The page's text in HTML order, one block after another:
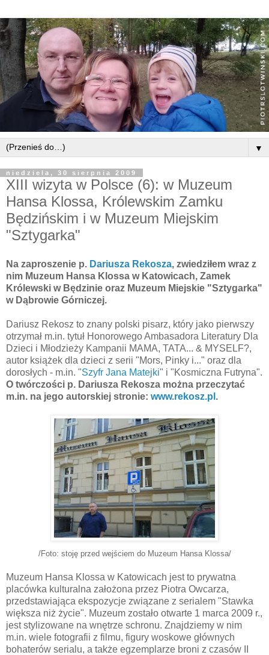
▼
niedziela, 30 sierpnia 2009
XIII wizyta w Polsce (6): w Muzeum
Hansa Klossa, Królewskim Zamku
Będzińskim i w Muzeum Miejskim
"Sztygarka"
Na zaproszenie p. Dariusza Rekosza, zwiedziłem wraz z
nim Muzeum Hansa Klossa w Katowicach, Zamek
Królewski w Będzinie oraz Muzeum Miejskie "Sztygarka"
w Dąbrowie Górniczej.
Dariusz Rekosz to znany polski pisarz, który jako pierwszy
otrzymał m.in. tytuł Honorowego Ambasadora Literatury Dla
Dzieci i Młodzieży Kampanii MAMA, TATA... & MYSELF?,
autor książek dla dzieci z serii "Mors, Pinky i..." oraz dla
dorosłych - m.in. "Szyfr Jana Matejki" i "Kosmiczna Futryna".
O twórczości p. Dariusza Rekosza można przeczytać
m.in. na jego autorskiej stronie: www.rekosz.pl .
/Foto: stoję przed wejściem do Muzeum Hansa Klossa/
Muzeum Hansa Klossa w Katowicach jest to prywatna
placówka kulturalna założona przez Piotra Owcarza,
przedstawiająca ekspozycje związane z serialem "Stawka
większa niż życie". Muzeum zostało otwarte 1 marca 2009 r.,
jest stylizowane na wnętrze schronu. Znajdziemy w nim
m.in. wiele fotografii z filmu, figury woskowe głównych
bohaterów serialu, a także egzemplarze broni z czasów II